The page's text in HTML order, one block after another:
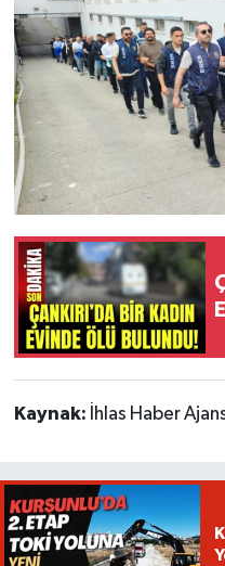
Kaynak: İhlas Haber